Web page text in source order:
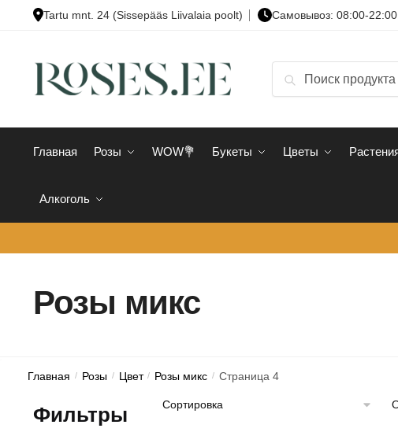
Tartu mnt. 24 (Sissepääs Liivalaia poolt) Cамовывоз: 08:00-22:00
Поиск
Главная Розы WOW💐 Букеты Цветы
Алкоголь
Розы микс
Главная / Розы / Цвет / Розы микс / Страница 4
Фильтры